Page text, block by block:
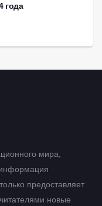
года
мира,
предоставляет
новые